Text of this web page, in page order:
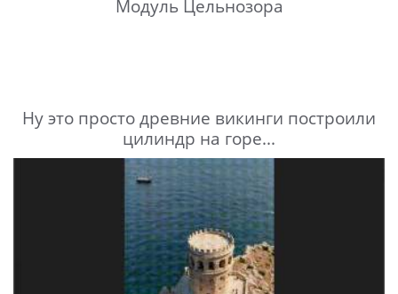
Модуль Цельнозора
Ну это просто древние викинги построили
цилиндр на горе...